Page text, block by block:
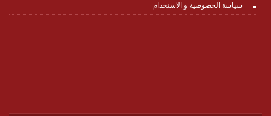
سياسة الخصوصية و الاستخدام